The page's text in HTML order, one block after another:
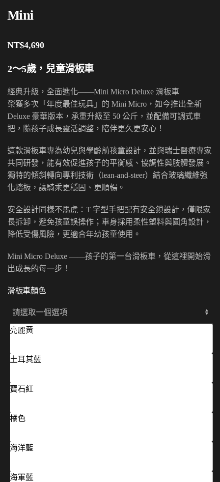
Mini
NT$4,690
2～5歲，兒童滑板車
經典升級，全面進化——Mini Micro Deluxe 滑板車
榮獲多次「年度最佳玩具」的 Mini Micro，如今推出全新
Deluxe 豪華版本，承重升級至 50 公斤，並配備可調式車
把，隨孩子成長靈活調整，陪伴更久更安心！
這款滑板車專為幼兒與學齡前孩童設計，並與瑞士醫療專家
共同研發，能有效促進孩子的平衡感、協調性與肢體發展。
獨特的傾斜轉向專利技術（lean-and-steer）結合玻璃纖維強
化踏板，讓騎乘更穩固、更順暢。
安全設計同樣不馬虎：T 字型手把配有安全鎖設計，僅限家
長拆卸，避免孩童誤操作；車身採用柔性塑料與圓角設計，
降低受傷風險，更適合年幼孩童使用。
Mini Micro Deluxe ——孩子的第一台滑板車，從這裡開始滑
出成長的每一步！
滑板車顏色
亮麗黃
土耳其藍
寶石紅
橘色
海洋藍
海軍藍